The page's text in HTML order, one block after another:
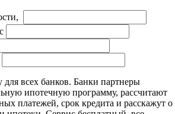
для всех банков. Банки партнеры
ипотечную программу, рассчитают
платежей, срок кредита и расскажут о